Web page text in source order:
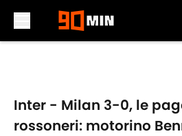
Inter - Milan 3-0, le
rossoneri: motorino